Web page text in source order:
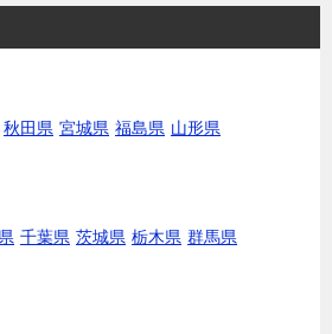
秋田県 宮城県 福島県 山形県
千葉県 茨城県 栃木県 群馬県